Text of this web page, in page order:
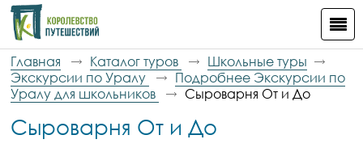
Главная Каталог туров
Школьные туры
Экскурсии по Уралу
Подробнее Экскурсии по
Уралу для школьников
Сыроварня От и До
Сыроварня От и До